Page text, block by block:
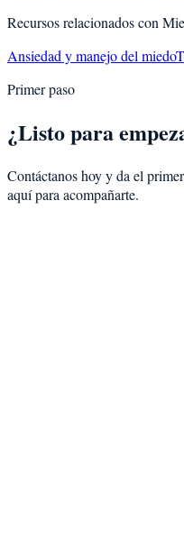
Recursos relacionados con
Ansiedad y manejo del miedo
Primer paso
¿Listo para
Contáctanos hoy y da el
aquí para acompañarte.